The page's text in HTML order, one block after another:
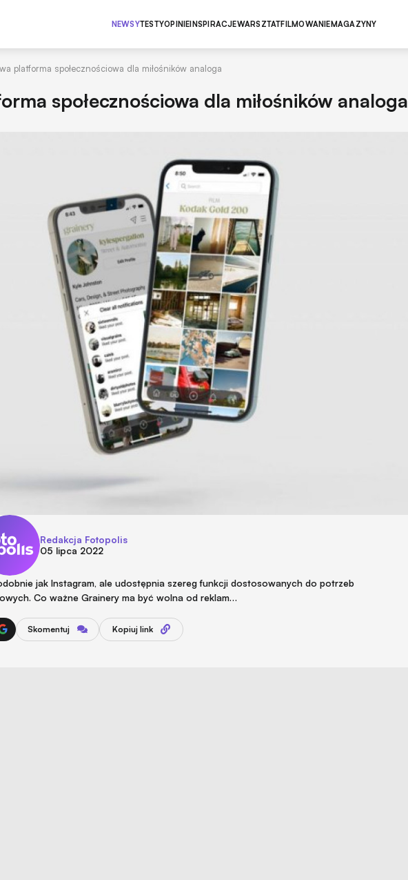
NEWSYTESTYOPINIEINSPIRACJEWARSZTATFILMOWANIEMAGAZYNY
platforma społecznościowa dla miłośników analoga
społecznościowa dla miłośników analoga
Redakcja Fotopolis
05 lipca 2022
jak Instagram, ale udostępnia szereg funkcji dostosowanych do potrzeb
Co ważne Grainery ma być wolna od reklam…
Skomentuj Kopiuj link